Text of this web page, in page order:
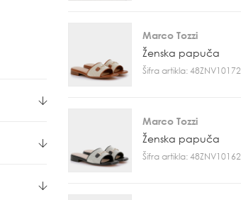
Marco Tozzi
Ženska papuča
Šifra artikla: 48ZNV10172
Marco Tozzi
Ženska papuča
Šifra artikla: 48ZNV10162